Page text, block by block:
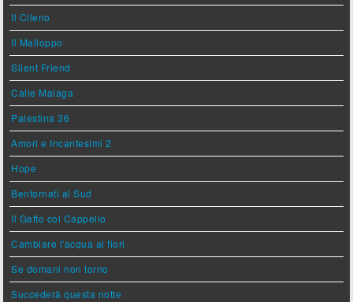
Il Cileno
Il Malloppo
Silent Friend
Calle Malaga
Palestina 36
Amori e Incantesimi 2
Hope
Bentornati al Sud
Il Gatto col Cappello
Cambiare l'acqua ai fiori
Se domani non torno
Succederà questa notte